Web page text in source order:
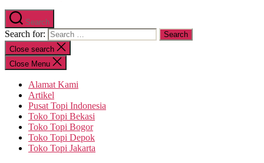
Search
Search for:
Close search
Close Menu
Alamat Kami
Artikel
Pusat Topi Indonesia
Toko Topi Bekasi
Toko Topi Bogor
Toko Topi Depok
Toko Topi Jakarta